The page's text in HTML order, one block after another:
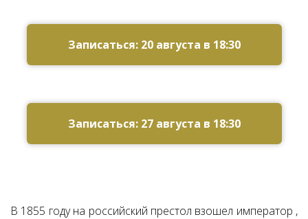
Записаться: 20 августа в 18:30
Записаться: 27 августа в 18:30
В 1855 году на российский престол взошел император ,